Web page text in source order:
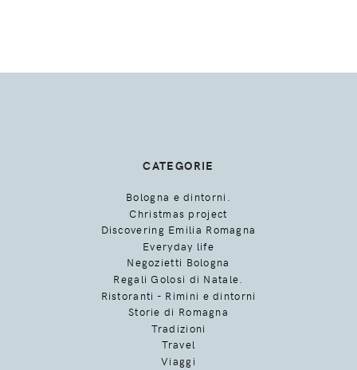
CATEGORIE
Bologna e dintorni.
Christmas project
Discovering Emilia Romagna
Everyday life
Negozietti Bologna
Regali Golosi di Natale.
Ristoranti - Rimini e dintorni
Storie di Romagna
Tradizioni
Travel
Viaggi